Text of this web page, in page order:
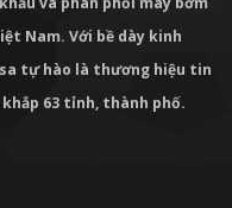
Nam. Với bề dày kinh
tự hào là thương hiệu tin
63 tỉnh, thành phố.